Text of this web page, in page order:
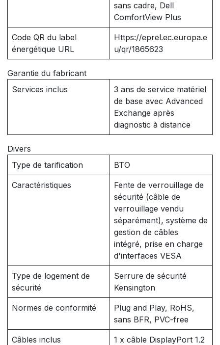
sans cadre, Dell
ComfortView Plus
Code QR du label
énergétique URL
Https://eprel.ec.europa.e
u/qr/1865623
Garantie du fabricant
Services inclus
3 ans de service matériel
de base avec Advanced
Exchange après
diagnostic à distance
Divers
Type de tarification
BTO
Caractéristiques
Fente de verrouillage de
sécurité (câble de
verrouillage vendu
séparément), système de
gestion de câbles
intégré, prise en charge
d'interfaces VESA
Type de logement de
sécurité
Serrure de sécurité
Kensington
Normes de conformité
Plug and Play, RoHS,
sans BFR, PVC-free
Câbles inclus
1 x câble DisplayPort 1.2